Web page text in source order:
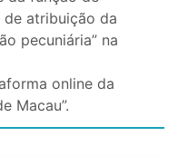
de atribuição da
pecuniária” na
online da
Macau”.